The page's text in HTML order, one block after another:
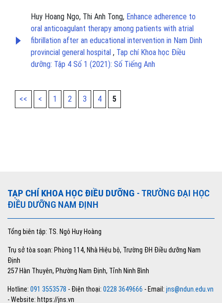
Huy Hoang Ngo, Thi Anh Tong, Enhance adherence to
oral anticoagulant therapy among patients with atrial
fibrillation after an educational intervention in Nam Dinh
provincial general hospital , Tạp chí Khoa học Điều
dưỡng: Tập 4 Số 1 (2021): Số Tiếng Anh
<< < 1 2 3 4 5
TẠP CHÍ KHOA HỌC ĐIỀU DƯỠNG - TRƯỜNG ĐẠI HỌC
ĐIỀU DƯỠNG NAM ĐỊNH
Tổng biên tập: TS. Ngô Huy Hoàng
Trụ sở tòa soạn: Phòng 114, Nhà Hiệu bộ, Trường ĐH Điều dưỡng Nam
Định
257 Hàn Thuyên, Phường Nam Định, Tỉnh Ninh Bình
Hotline: 091 3553578 - Điện thoại: 0228 3649666 - Email: jns@ndun.edu.vn
- Website: https://jns.vn